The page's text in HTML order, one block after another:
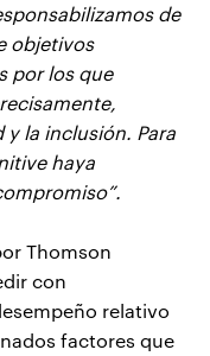
de
objetivos
por los que
la inclusión. Para
haya
Thomson
con
relativo
factores que